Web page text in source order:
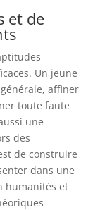
et de
Un jeune
affiner
toute faute
une
des
de construire
dans une
humanités et